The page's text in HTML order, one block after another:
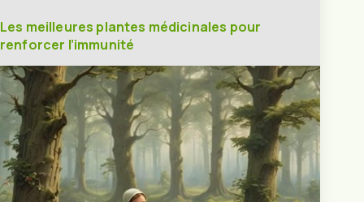
Les meilleures plantes médicinales pour
renforcer l’immunité